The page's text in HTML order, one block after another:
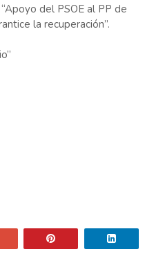
del PSOE al PP de
la recuperación”.